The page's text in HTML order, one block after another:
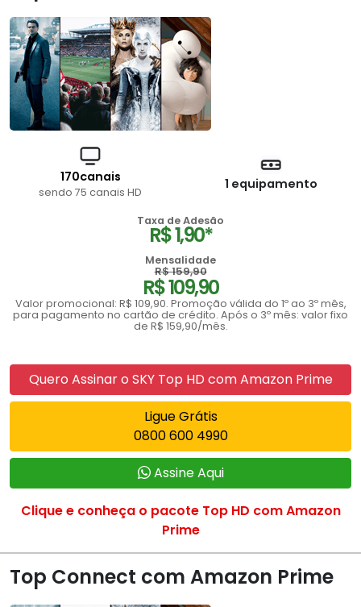
170canais
sendo 75 canais HD
1 equipamento
Taxa de Adesão
R$ 1,90*
Mensalidade
R$ 159,90
R$ 109,90
Valor promocional: R$ 109,90. Promoção válida do 1º ao 3º mês,
para pagamento no cartão de crédito. Após o 3º mês: valor fixo
de R$ 159,90/mês.
Quero Assinar o SKY Top HD com Amazon Prime
Ligue Grátis
0800 600 4990
Assine Aqui
Clique e conheça o pacote Top HD com Amazon
Prime
Top Connect com Amazon Prime